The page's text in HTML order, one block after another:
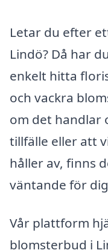
Letar du efter
Lindö? Då har
enkelt hitta
och vackra
om det handlar
tillfälle eller att
håller av, finns
väntande för
Vår plattform
blomsterbud i